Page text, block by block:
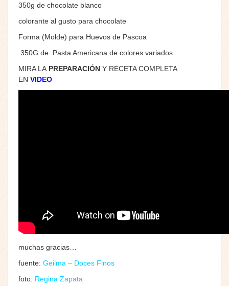
350g de chocolate blanco
colorante al gusto para chocolate
Forma (Molde) para Huevos de Pascoa
350G de Pasta Americana de colores variados
MIRA LA PREPARACIÓN Y RECETA COMPLETA
EN VIDEO
muchas gracias…
fuente: Geilma – Doces Finos
foto: Regina Zapata